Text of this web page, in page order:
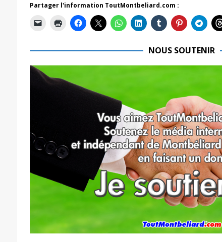
Partager l'information ToutMontbeliard.com :
NOUS SOUTENIR